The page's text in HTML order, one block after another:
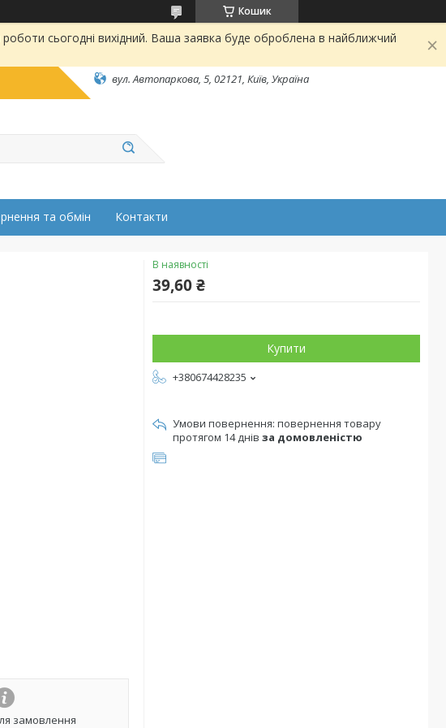
Кошик
сьогодні вихідний. Ваша заявка буде оброблена в найближчий
вул. Автопаркова, 5, 02121, Київ, Україна
та обмін Контакти
замовлення
В наявності
39,60 ₴
Купити
+380674428235
повернення товару
протягом 14 днів за домовленістю